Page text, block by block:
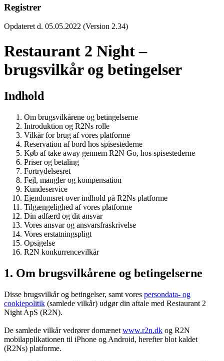
Registrer
Opdateret d. 05.05.2022 (Version 2.34)
Restaurant 2 Night –
brugsvilkår og betingelser
Indhold
Om brugsvilkårene og betingelserne
Introduktion og R2Ns rolle
Vilkår for brug af vores platforme
Reservation af bord hos spisestederne
Køb af take away gennem R2N Go, hos spisestederne
Priser og betaling
Fortrydelsesret
Fejl, mangler og kompensation
Kundeservice
Ejendomsret over indhold på R2Ns platforme
Tilgængelighed af vores platforme
Din adfærd og dit ansvar
Vores ansvar og ansvarsfraskrivelse
Vores erstatningspligt
Opsigelse
R2N konkurrencevilkår
1. Om brugsvilkårene og betingelserne
Disse brugsvilkår og betingelser, samt vores persondata- og
cookiepolitik (samlede vilkår) udgør din aftale med Restaurant 2
Night ApS (R2N).
De samlede vilkår vedrører domænet www.r2n.dk og R2N
mobilapplikationen til iPhone og Android, herefter blot kaldet
(R2Ns) platforme.